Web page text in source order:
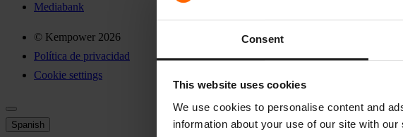
Consent
This website uses cookies
We use cookies to personalise content and
information about your use of our site with
Mediabank
© Kempower 2026
Política de privacidad
Cookie settings
Spanish